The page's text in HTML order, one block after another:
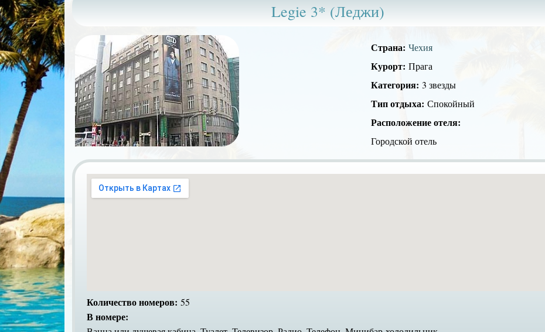
Legie 3* (Леджи)
Страна:Чехия
Курорт:Прага
Категория:3 звезды
Тип отдыха:Спокойный
Расположение отеля:
Городской отель
Количество номеров: 55
В номере: